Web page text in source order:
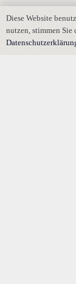
Diese Website
nutzen, stimmen Sie